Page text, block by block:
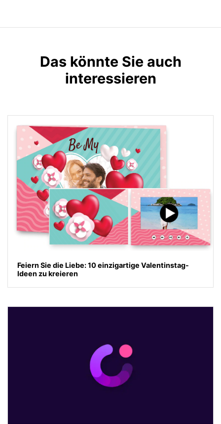
Das könnte Sie auch
interessieren
Feiern Sie die Liebe: 10 einzigartige Valentinstag-
Ideen zu kreieren